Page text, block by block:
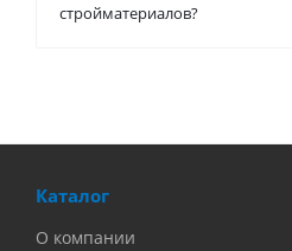
стройматериалов?
Каталог
О компании